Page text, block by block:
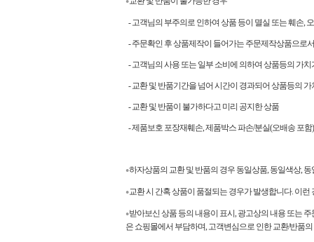
●
- 고객님의 부주의로 인하여 상품 등이 멸실 또는 훼손,
- 주문확인 후 상품제작이 들어가는 주문제작상품으로
- 고객님의 사용 또는 일부 소비에 의하여 상품등의 가
- 교환 및 반품기간을 넘어 시간이 경과되어 상품등의
- 교환 및 반품이 불가하다고 미리 공지한 상품
- 제품보호 포장재훼손, 제품박스 파손/분실(오배송 포
●하자상품의 교환 및 반품의 경우 동일상품, 동일색상,
●교환 시 간혹 상품이 품절되는 경우가 발생합니다. 이
●받아보신 상품 등의 내용이 표시, 광고상의 내용 또는
은 쇼핑몰에서 부담하며, 고객변심으로 인한 교환/반품